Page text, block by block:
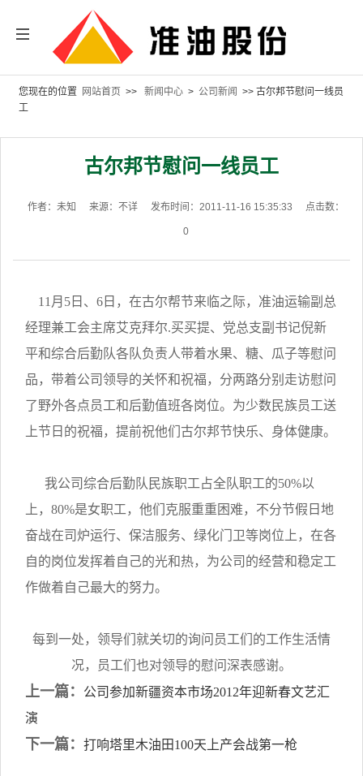
您现在的位置 网站首页 >> 新闻中心 > 公司新闻 >> 古尔邦节慰问一线员
工
古尔邦节慰问一线员工
作者：未知 来源：不详 发布时间：2011-11-16 15:35:33 点击数：
0
11月5日、6日，在古尔帮节来临之际，准油运输副总
经理兼工会主席艾克拜尔.买买提、党总支副书记倪新
平和综合后勤队各队负责人带着水果、糖、瓜子等慰问
品，带着公司领导的关怀和祝福，分两路分别走访慰问
了野外各点员工和后勤值班各岗位。为少数民族员工送
上节日的祝福，提前祝他们古尔邦节快乐、身体健康。
我公司综合后勤队民族职工占全队职工的50%以
上，80%是女职工，他们克服重重困难，不分节假日地
奋战在司炉运行、保洁服务、绿化门卫等岗位上，在各
自的岗位发挥着自己的光和热，为公司的经营和稳定工
作做着自己最大的努力。
每到一处，领导们就关切的询问员工们的工作生活情
况，员工们也对领导的慰问深表感谢。
上一篇：
公司参加新疆资本市场2012年迎新春文艺汇
演
下一篇： 打响塔里木油田100天上产会战第一枪